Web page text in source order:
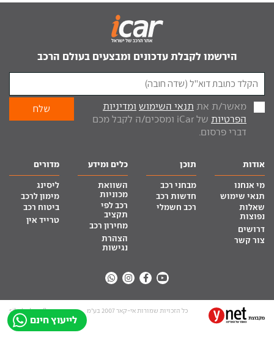
לייעוץ חינם
הירשמו לקבלת עדכונים ומבצעים בעולם הרכב
מאשר/ת את תנאי השימוש ומדיניות
הפרטיות
של iCar ומסכים/ה לקבל מכם
דברי פרסום.
אודות
מי אנחנו
תנאי שימוש
שאלות
נפוצות
דרושים
צור קשר
תוכן
מבחני רכב
חדשות רכב
רכב חשמלי
כלים ומידע
השוואת
מכוניות
רכב לפי
תקציב
מחירון רכב
הצהרת
נגישות
מדורים
ליסינג
מימון לרכב
ביטוח רכב
טרייד אין
כל הזכויות שמורות אי-קאר 2007 בע”מ site by tq.soft